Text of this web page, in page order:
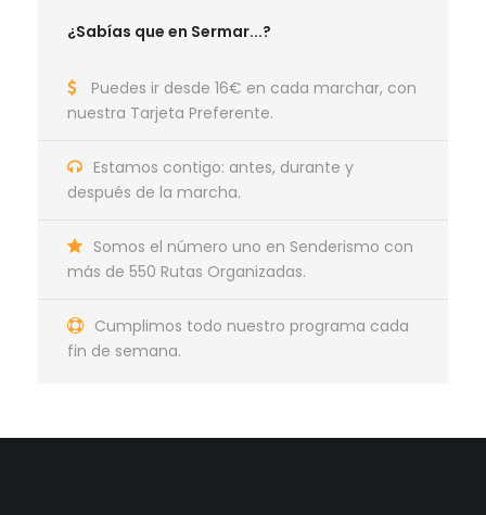
¿Sabías que en Sermar...?
Puedes ir desde 16€ en cada marchar, con
nuestra Tarjeta Preferente.
Estamos contigo: antes, durante y
después de la marcha.
Somos el número uno en Senderismo con
más de 550 Rutas Organizadas.
Cumplimos todo nuestro programa cada
fin de semana.